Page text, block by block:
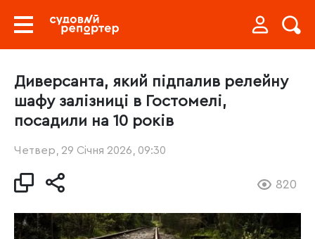
Диверсанта, який підпалив релейну
шафу залізниці в Гостомелі,
посадили на 10 років
Четвер, 29 Січня 2026, 09:30
820